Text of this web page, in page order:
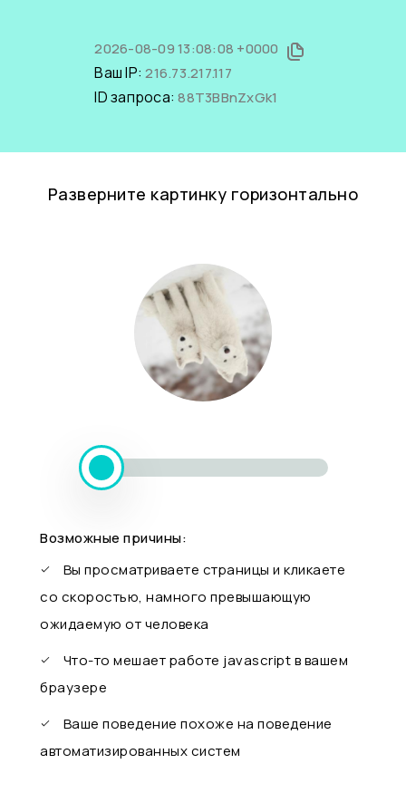
2026-08-09 13:08:08 +0000
Ваш IP:216.73.217.117
ID запроса:88T3BBnZxGk1
Разверните картинку горизонтально
Возможные причины:
Вы просматриваете страницы и кликаете
со скоростью, намного превышающую
ожидаемую от человека
Что-то мешает работе javascript в вашем
браузере
Ваше поведение похоже на поведение
автоматизированных систем